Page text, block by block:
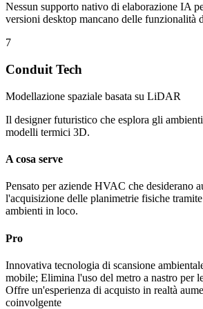
Nessun supporto nativo di elaborazione IA
versioni desktop mancano delle funzionalità
7
Conduit Tech
Modellazione spaziale basata su LiDAR
Il designer futuristico che esplora gli
modelli termici 3D.
A cosa serve
Pensato per aziende HVAC che desiderano
l'acquisizione delle planimetrie fisiche
ambienti in loco.
Pro
Innovativa tecnologia di scansione
mobile; Elimina l'uso del metro a nastro per
Offre un'esperienza di acquisto in realtà
coinvolgente